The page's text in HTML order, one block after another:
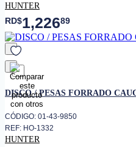
HUNTER
RD$1,22689
favorito
DISCO / PESAS FORRADO
CÓDIGO: 01-43-9850
REF: HO-1332
HUNTER